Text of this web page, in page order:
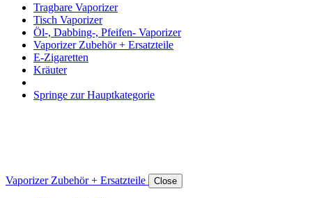
Tragbare Vaporizer
Tisch Vaporizer
Öl-, Dabbing-, Pfeifen- Vaporizer
Vaporizer Zubehör + Ersatzteile
E-Zigaretten
Kräuter
Springe zur Hauptkategorie
Vaporizer Zubehör + Ersatzteile Close